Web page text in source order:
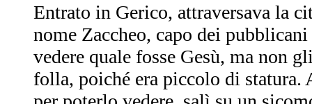
Entrato in Gerico, attraversava la
nome Zaccheo, capo dei
vedere quale fosse Gesù, ma non
folla, poiché era piccolo di statura.